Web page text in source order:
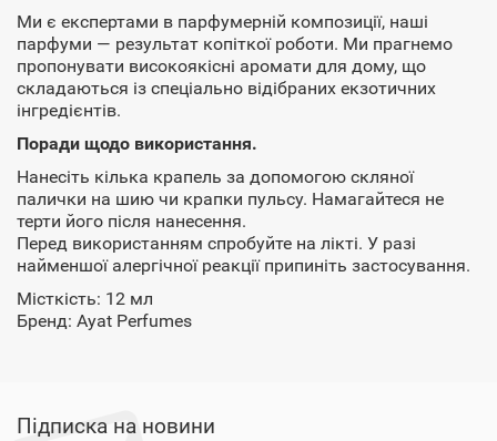
Ми є експертами в парфумерній композиції, наші
парфуми — результат копіткої роботи. Ми прагнемо
пропонувати високоякісні аромати для дому, що
складаються із спеціально відібраних екзотичних
інгредієнтів.
Поради щодо використання.
Нанесіть кілька крапель за допомогою скляної
палички на шию чи крапки пульсу. Намагайтеся не
терти його після нанесення.
Перед використанням спробуйте на лікті. У разі
найменшої алергічної реакції припиніть застосування.
Місткість: 12 мл
Бренд: Ayat Perfumes
Підписка на новини